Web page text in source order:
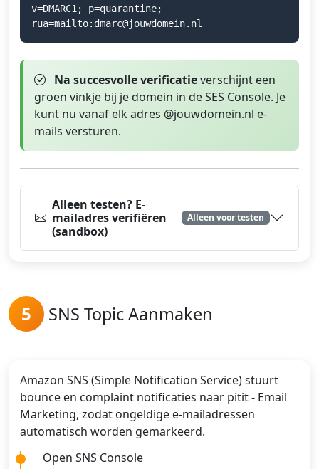
v=DMARC1; p=quarantine;
rua=mailto:dmarc@jouwdomein.nl
Na succesvolle verificatieverschijnt een
groen vinkje bij je domein in de SES Console. Je
kunt nu vanaf elk adres @jouwdomein.nl e-
mails versturen.
Alleen testen? E-
mailadres verifiëren
(sandbox)
Alleen voor testen
5 SNS Topic Aanmaken
Amazon SNS (Simple Notification Service) stuurt
bounce en complaint notificaties naar pitit - Email
Marketing, zodat ongeldige e-mailadressen
automatisch worden gemarkeerd.
Open SNS Console